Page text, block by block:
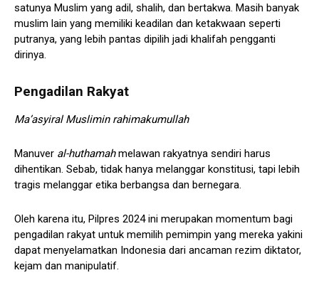
satunya Muslim yang adil, shalih, dan bertakwa. Masih banyak
muslim lain yang memiliki keadilan dan ketakwaan seperti
putranya, yang lebih pantas dipilih jadi khalifah pengganti
dirinya.
Pengadilan Rakyat
Ma’asyiral Muslimin rahimakumullah
Manuver al-huthamahmelawan rakyatnya sendiri harus
dihentikan. Sebab, tidak hanya melanggar konstitusi, tapi lebih
tragis melanggar etika berbangsa dan bernegara.
Oleh karena itu, Pilpres 2024 ini merupakan momentum bagi
pengadilan rakyat untuk memilih pemimpin yang mereka yakini
dapat menyelamatkan Indonesia dari ancaman rezim diktator,
kejam dan manipulatif.